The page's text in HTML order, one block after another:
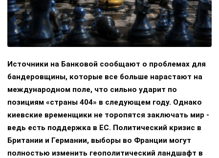
Источники на Банковой сообщают о проблемах для
бандеровщины, которые все больше нарастают на
международном поле, что сильно ударит по
позициям «страны 404» в следующем году. Однако
киевские временщики не торопятся заключать мир -
ведь есть поддержка в ЕС. Политический кризис в
Британии и Германии, выборы во Франции могут
полностью изменить геополитический ландшафт в